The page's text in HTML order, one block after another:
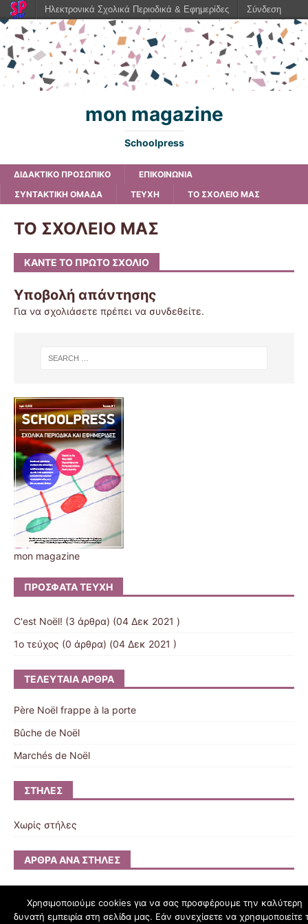
mon magazine
Schoolpress
ΔΙΔΑΚΤΙΚΟ ΠΡΟΣΩΠΙΚΟ
ΕΠΙΚΟΙΝΩΝΙΑ
ΣΥΝΤΑΚΤΙΚΗ ΟΜΑΔΑ
ΤΕΥΧΗ ΤΟ ΣΧΟΛΕΙΟ ΜΑΣ
ΤΟ ΣΧΟΛΕΙΟ ΜΑΣ
ΚΆΝΤΕ ΤΟ ΠΡΏΤΟ ΣΧΌΛΙΟ
Υποβολή απάντησης
Για να σχολιάσετε πρέπει να συνδεθείτε.
mon magazine
ΠΡΌΣΦΑΤΑ ΤΕΎΧΗ
C'est Noël! (3 άρθρα) (04 Δεκ 2021 )
1ο τεύχος (0 άρθρα) (04 Δεκ 2021 )
ΤΕΛΕΥΤΑΊΑ ΆΡΘΡΑ
Père Noël frappe à la porte
Bûche de Noël
Marchés de Noël
ΣΤΉΛΕΣ
Χωρίς στήλες
ΆΡΘΡΑ ΑΝΆ ΣΤΉΛΕΣ
Ηλεκτρονικά Σχολικά Περιοδικά & Εφημερίδες Σύνδεση
Χρησιμοποιούμε cookies για να σας προσφέρουμε την καλύτερη
δυνατή εμπειρία στη σελίδα μας. Εάν συνεχίσετε να χρησιμοποιείτε